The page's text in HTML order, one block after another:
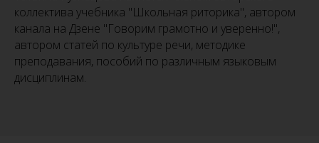
коллектива учебника "Школьная риторика", автором
канала на Дзене "Говорим грамотно и уверенно!",
автором статей по культуре речи, методике
преподавания, пособий по различным языковым
дисциплинам.